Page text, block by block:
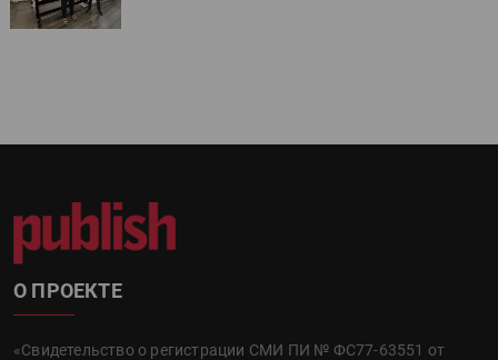
О ПРОЕКТЕ
«Свидетельство о регистрации СМИ ПИ № ФС77-63551 от